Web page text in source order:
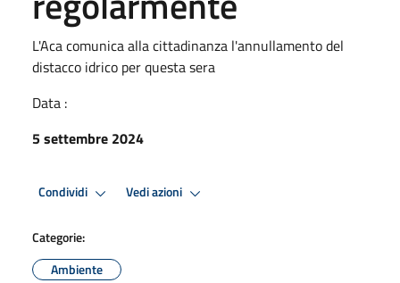
L'Aca comunica alla cittadinanza l'annullamento del
distacco idrico per questa sera
Data :
5 settembre 2024
Condividi Vedi azioni
Categorie:
Ambiente